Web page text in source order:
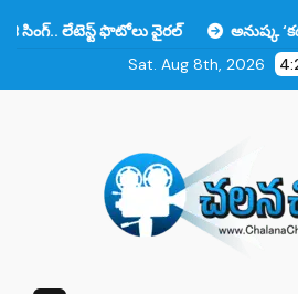
ఫొటోలు వైరల్
అనుష్క ‘కథనార్’
Sat. Aug 8th, 2026